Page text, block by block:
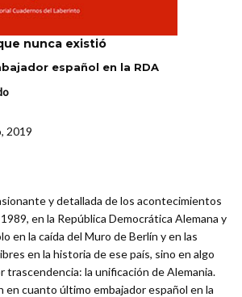
nunca existió
español en la RDA
2019
y detallada de los acontecimientos
en la República Democrática Alemana y
en la caída del Muro de Berlín y en las
en la historia de ese país, sino en algo
trascendencia: la unificación de Alemania.
en cuanto último embajador español en la